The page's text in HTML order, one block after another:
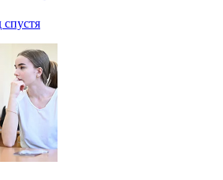
спустя